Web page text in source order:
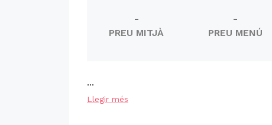
-
PREU MITJÀ
-
PREU MENÚ
...
Llegir més